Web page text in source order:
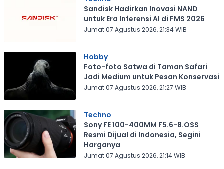
Sandisk Hadirkan Inovasi NAND
untuk Era Inferensi AI di FMS 2026
Jumat 07 Agustus 2026, 21:34 WIB
Hobby
Foto-foto Satwa di Taman Safari
Jadi Medium untuk Pesan Konservasi
Jumat 07 Agustus 2026, 21:27 WIB
Techno
Sony FE 100-400MM F5.6-8.OSS
Resmi Dijual di Indonesia, Segini
Harganya
Jumat 07 Agustus 2026, 21:14 WIB